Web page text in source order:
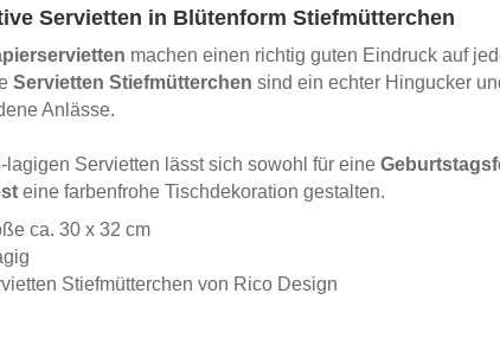
Servietten in Blütenform Stiefmütterchen
machen einen richtig guten Eindruck auf
Servietten Stiefmütterchen sind ein echter Hingucker
Anlässe.
lagigen Servietten lässt sich sowohl für eine
eine farbenfrohe Tischdekoration gestalten.
ca. 30 x 32 cm
Stiefmütterchen von Rico Design